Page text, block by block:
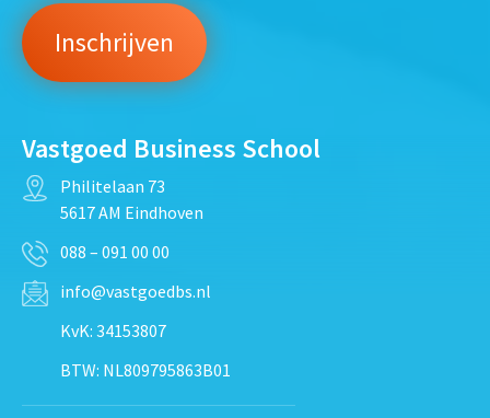
Vastgoed Business School
Philitelaan 73
5617 AM Eindhoven
088 – 091 00 00
info@vastgoedbs.nl
KvK: 34153807
BTW: NL809795863B01